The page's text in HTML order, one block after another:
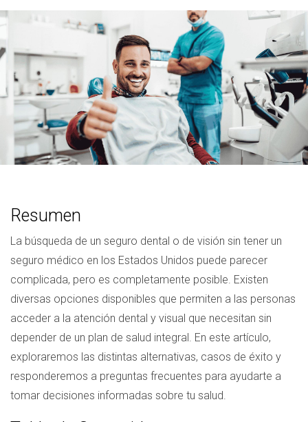
Resumen
La búsqueda de un seguro dental o de visión sin tener un
seguro médico en los Estados Unidos puede parecer
complicada, pero es completamente posible. Existen
diversas opciones disponibles que permiten a las personas
acceder a la atención dental y visual que necesitan sin
depender de un plan de salud integral. En este artículo,
exploraremos las distintas alternativas, casos de éxito y
responderemos a preguntas frecuentes para ayudarte a
tomar decisiones informadas sobre tu salud.